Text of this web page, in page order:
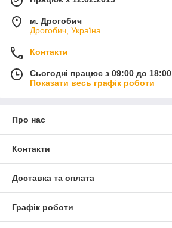
м. Дрогобич
Дрогобич, Україна
Контакти
Сьогодні працює з 09:00 до 18:00
Показати весь графік роботи
Про нас
Контакти
Доставка та оплата
Графік роботи